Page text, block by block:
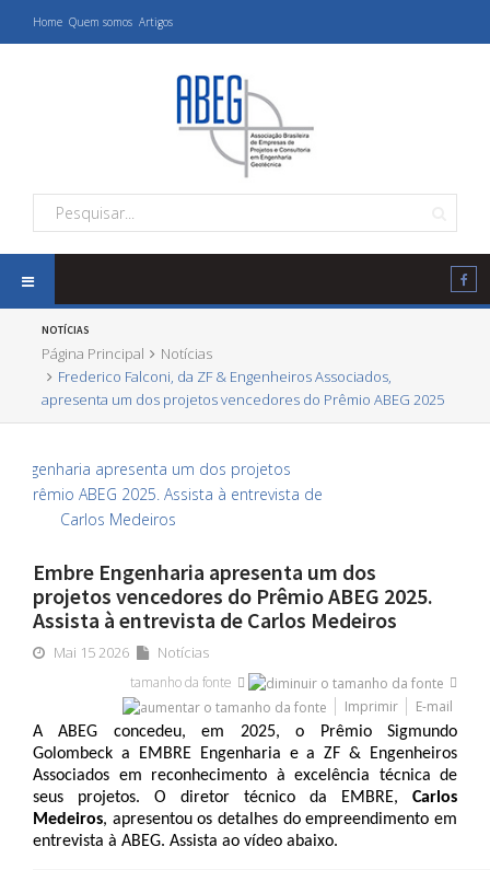
Home Quem somos Artigos
NOTÍCIAS
Página Principal
Notícias
Frederico Falconi, da ZF & Engenheiros Associados,
apresenta um dos projetos vencedores do Prêmio ABEG 2025
Embre Engenharia apresenta um dos
projetos vencedores do Prêmio ABEG 2025.
Assista à entrevista de Carlos Medeiros
Mai 15 2026 Notícias
tamanho da fonte
Imprimir
E-mail
A ABEG concedeu, em 2025, o Prêmio Sigmundo
Golombeck a EMBRE Engenharia e a ZF & Engenheiros
Associados em reconhecimento à excelência técnica de
seus projetos. O diretor técnico da EMBRE, Carlos
Medeiros, apresentou os detalhes do empreendimento em
entrevista à ABEG. Assista ao vídeo abaixo.